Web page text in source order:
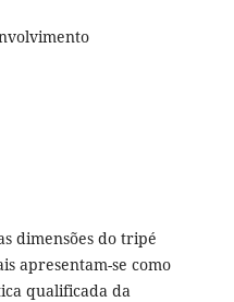
dimensões do tripé
apresentam-se como
qualificada da